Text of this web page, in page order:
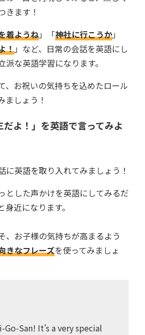
きます！
着ようね」「神社に行こうか」
！」など、日常の会話を英語にし
派な英語学習になります。
、お祝いの気持ちを込めたロール
ましょう！
だよ！」を英語で言ってみよ
に英語を取り入れてみましょう！
とした声かけを英語にしてみるだ
近になります。
、お子様の気持ちが高まるよう
きなフレーズを使ってみましょ
Go-San! It’s a very special